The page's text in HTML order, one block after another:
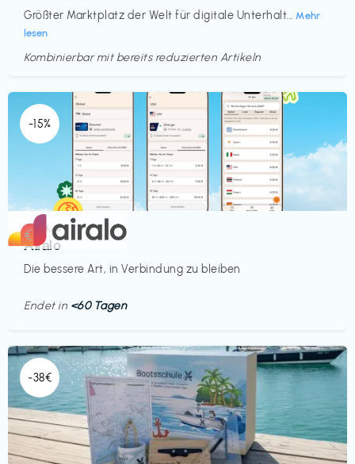
Größter Marktplatz der Welt für digitale Unterhalt... Mehr
lesen
Kombinierbar mit bereits reduzierten Artikeln
-15%
Mobilfunk
Airalo
Die bessere Art, in Verbindung zu bleiben
€‎
Endet in <60 Tagen
-38€